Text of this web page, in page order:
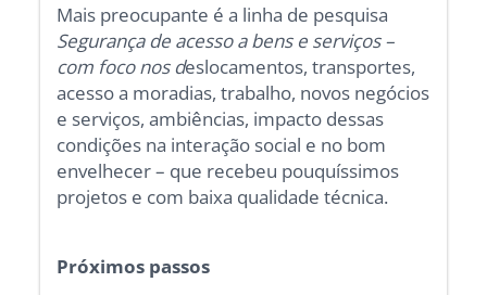
Mais preocupante é a linha de pesquisa
Segurança de acesso a bens e serviços –
com foco nos deslocamentos, transportes,
acesso a moradias, trabalho, novos negócios
e serviços, ambiências, impacto dessas
condições na interação social e no bom
envelhecer – que recebeu pouquíssimos
projetos e com baixa qualidade técnica.
Próximos passos